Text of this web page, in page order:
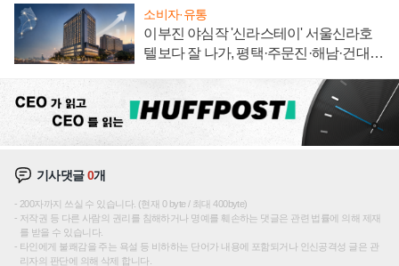
소비자·유통
이부진 야심작 '신라스테이' 서울신라호
텔보다 잘 나가, 평택·주문진·해남·건대로
기사댓글0개
200자까지 쓰실 수 있습니다. (현재 0 byte / 최대 400byte)
저작권 등 다른 사람의 권리를 침해하거나 명예를 훼손하는 댓글은 관련 법률에 의해 제재
를 받을 수 있습니다.
타인에게 불쾌감을 주는 욕설 등 비하하는 단어가 내용에 포함되거나 인신공격성 글은 관
리자의 판단에 의해 삭제 합니다.